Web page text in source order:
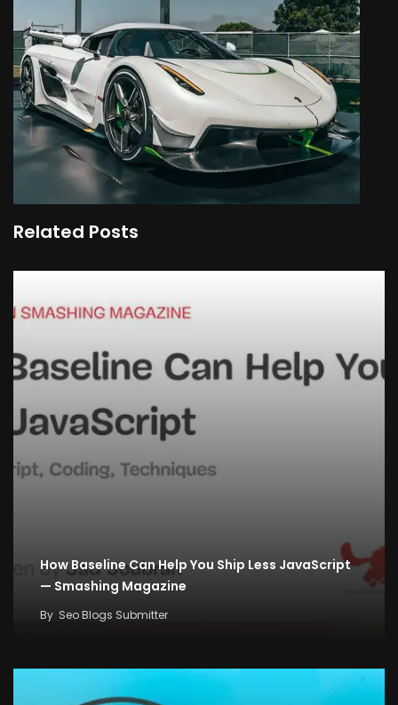
Related Posts
How Baseline Can Help You Ship Less JavaScript
— Smashing Magazine
By Seo Blogs Submitter